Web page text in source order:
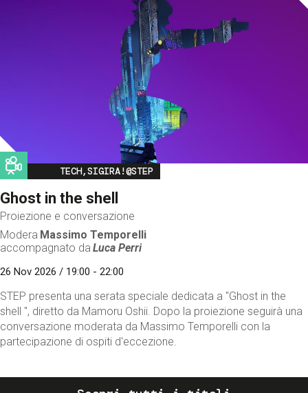
Image
TECH,SIGIRA!@STEP
Ghost in the shell
Proiezione e conversazione
Modera Massimo Temporelli
accompagnato da Luca Perri
26 Nov 2026 / 19:00 - 22:00
STEP presenta una serata speciale dedicata a "Ghost in the
shell ", diretto da Mamoru Oshii. Dopo la proiezione seguirà una
conversazione moderata da Massimo Temporelli con la
partecipazione di ospiti d'eccezione.